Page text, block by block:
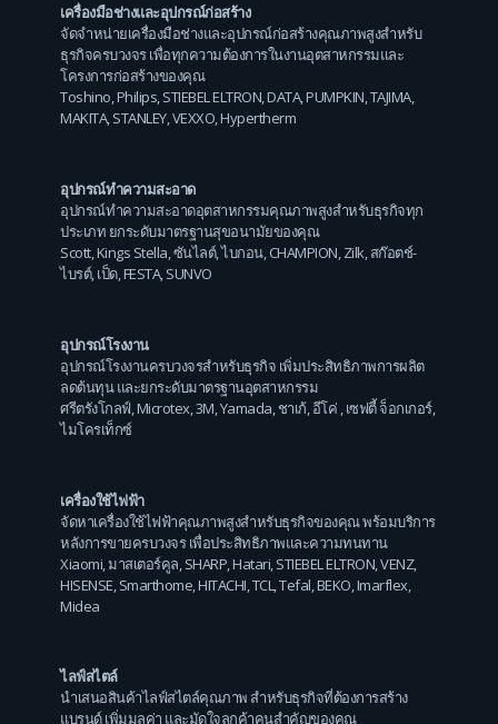
เครื่องมือช่างและอุปกรณ์ก่อสร้าง
จัดจำหน่ายเครื่องมือช่างและอุปกรณ์ก่อสร้างคุณภาพสูงสำหรับ
ธุรกิจครบวงจร เพื่อทุกความต้องการในงานอุตสาหกรรมและ
โครงการก่อสร้างของคุณ
Toshino,Philips,STIEBEL ELTRON,DATA,PUMPKIN,TAJIMA,
MAKITA,STANLEY,VEXXO,Hypertherm
อุปกรณ์ทำความสะอาด
อุปกรณ์ทำความสะอาดอุตสาหกรรมคุณภาพสูงสำหรับธุรกิจทุก
ประเภท ยกระดับมาตรฐานสุขอนามัยของคุณ
Scott,Kings Stella,ซันไลต์,ไบกอน,CHAMPION,Zilk,สก๊อตช์-
ไบรต์,เป็ด,FESTA,SUNVO
อุปกรณ์โรงงาน
อุปกรณ์โรงงานครบวงจรสำหรับธุรกิจ เพิ่มประสิทธิภาพการผลิต
ลดต้นทุน และยกระดับมาตรฐานอุตสาหกรรม
ศรีตรังโกลฟ์,Microtex,3M,Yamada,ชาเก้,อีโค่ ,เซฟตี้ จ็อกเกอร์,
ไมโครเท็กซ์
เครื่องใช้ไฟฟ้า
จัดหาเครื่องใช้ไฟฟ้าคุณภาพสูงสำหรับธุรกิจของคุณ พร้อมบริการ
หลังการขายครบวงจร เพื่อประสิทธิภาพและความทนทาน
Xiaomi มาสเตอร์คูล SHARP Hatari STIEBEL ELTRON VENZ,
HISENSE Smarthome HITACHI TCL Tefal BEKO Imarflex
Midea
ไลฟ์สไตล์
นำเสนอสินค้าไลฟ์สไตล์คุณภาพ สำหรับธุรกิจที่ต้องการสร้าง
แบรนด์ เพิ่มมูลค่า และมัดใจลูกค้าคนสำคัญของคุณ